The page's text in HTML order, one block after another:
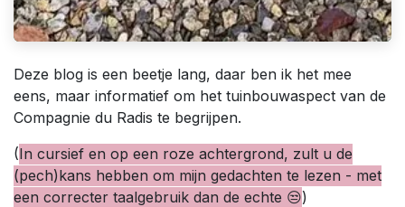
Deze blog is een beetje lang, daar ben ik het mee
eens, maar informatief om het tuinbouwaspect van de
Compagnie du Radis te begrijpen.
(In cursief en op een roze achtergrond, zult u de
(pech)kans hebben om mijn gedachten te lezen - met
een correcter taalgebruik dan de echte 😒)